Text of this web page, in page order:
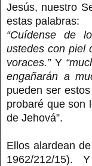
Jesús, nuestro
estas palabras:
“Cuídense de
ustedes con piel
voraces.”Y
engañarán a
pueden ser
probaré que son
de Jehová”.
Ellos alardean
1962/212/15).